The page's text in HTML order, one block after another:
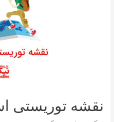
نقشه توریستی